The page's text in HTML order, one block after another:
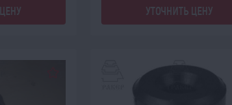
УТОЧНИТЬ ЦЕНУ